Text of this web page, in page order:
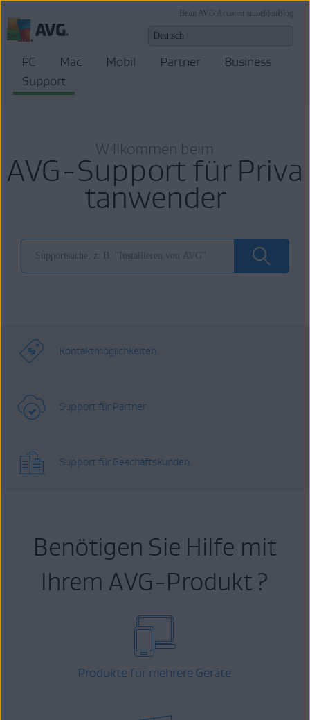
Blog
Beim AVG Account anmelden
PC Mac Mobil Partner
Business
Support
Willkommen beim
AVG-Support für Priva
tanwender
Kontaktmöglichkeiten
Support für Partner
Support für Geschäftskunden
Benötigen Sie Hilfe mit
Ihrem AVG-Produkt ?
Produkte für mehrere Geräte